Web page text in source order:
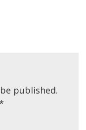
published.